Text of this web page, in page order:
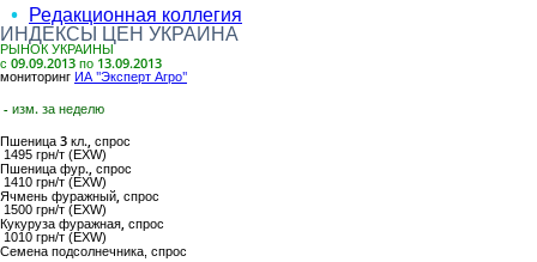
Редакционная коллегия
ИНДЕКСЫ ЦЕН УКРАИНА
РЫНОК УКРАИНЫ
с 09.09.2013 по 13.09.2013
мониторинг ИА "Эксперт Агро"
- изм. за неделю
Пшеница 3 кл., спрос
1495 грн/т (EXW)
Пшеница фур., спрос
1410 грн/т (EXW)
Ячмень фуражный, спрос
1500 грн/т (EXW)
Кукуруза фуражная, спрос
1010 грн/т (EXW)
Семена подсолнечника , спрос